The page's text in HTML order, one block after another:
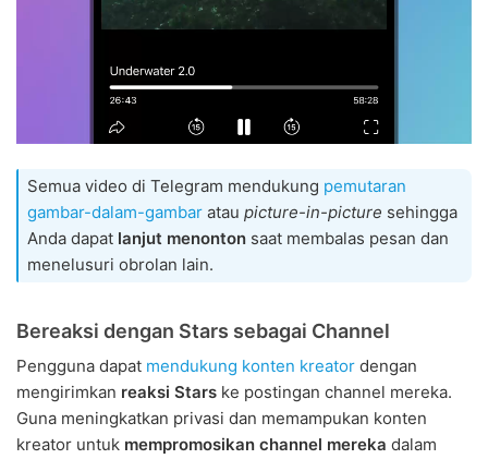
Semua video di Telegram mendukung pemutaran
gambar-dalam-gambar atau picture-in-picture sehingga
Anda dapat lanjut menonton saat membalas pesan dan
menelusuri obrolan lain.
Bereaksi dengan Stars sebagai Channel
Pengguna dapat mendukung konten kreator dengan
mengirimkan reaksi Stars ke postingan channel mereka.
Guna meningkatkan privasi dan memampukan konten
kreator untuk mempromosikan channel mereka dalam